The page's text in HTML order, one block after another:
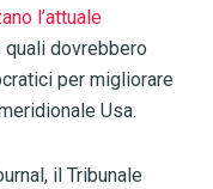
l’attuale
dovrebbero
per migliorare
Usa.
il Tribunale